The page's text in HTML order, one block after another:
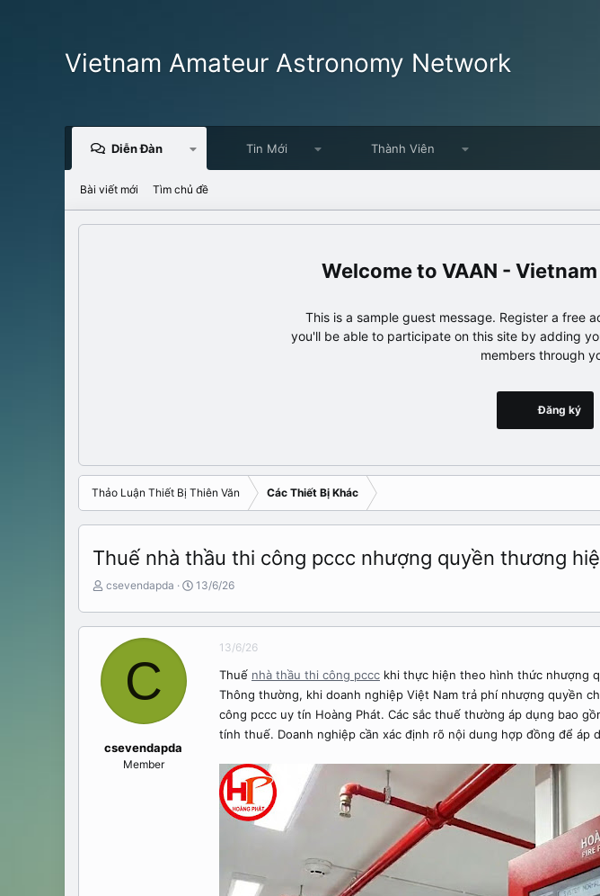
Vietnam Amateur Astronomy Network
Diễn Đàn Tin Mới Thành Viên
Bài viết mới Tìm chủ đề
VAAN -
This is a sample guest message. Register a free
you'll be able to participate on this site by adding
members through
Đăng ký
Thảo Luận Thiết Bị Thiên Văn Các Thiết Bị Khác
Thuế nhà thầu thi công pccc nhượng quyền thương
N
ư
k
ở
ạ
csevendapda
N
à
13/6/26
C
csevendapda
Member
13/6/26
Thuế nhà thầu thi công pccc khi thực hiện theo hình thức nhượng
Thông thường, khi doanh nghiệp Việt Nam trả phí nhượng quyền
công pccc uy tín Hoàng Phát. Các sắc thuế thường áp dụng bao
tính thuế. Doanh nghiệp cần xác định rõ nội dung hợp đồng để